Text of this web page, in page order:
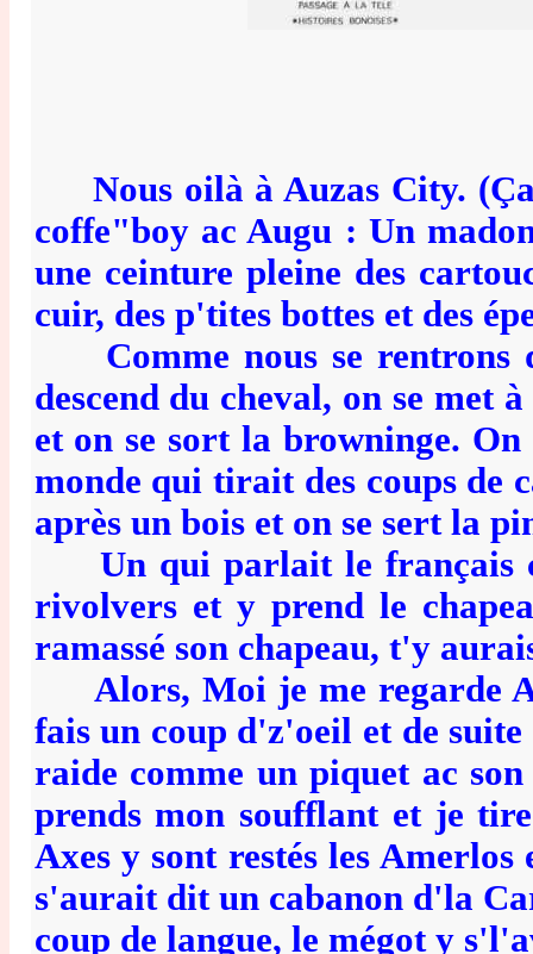
Nous oilà à Auzas City.
coffe"boy ac Augu : Un
une ceinture pleine des
cuir, des p'tites bottes et des
Comme nous se rentrons
descend du cheval, on se met
et on se sort la browninge.
monde qui tirait des coups de
après un bois et on se sert la
Un qui parlait le français
rivolvers et y prend le
ramassé son chapeau, t'y
Alors, Moi je me regarde
fais un coup d'z'oeil et de
raide comme un piquet ac
prends mon soufflant et je
Axes y sont restés les
s'aurait dit un cabanon d'la
coup de langue, le mégot y